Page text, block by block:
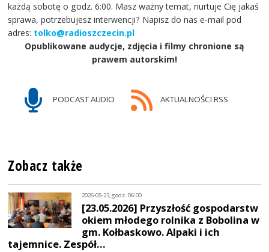
każdą sobotę o godz. 6:00. Masz ważny temat, nurtuje Cię jakaś
sprawa, potrzebujesz interwencji? Napisz do nas e-mail pod
adres: tolko@radioszczecin.pl
Opublikowane audycje, zdjęcia i filmy chronione są
prawem autorskim!
PODCAST AUDIO AKTUALNOŚCI RSS
Zobacz także
2026-05-23, godz. 06:00
[23.05.2026] Przyszłość gospodarstw
okiem młodego rolnika z Bobolina w
gm. Kołbaskowo. Alpaki i ich
tajemnice. Zespół…